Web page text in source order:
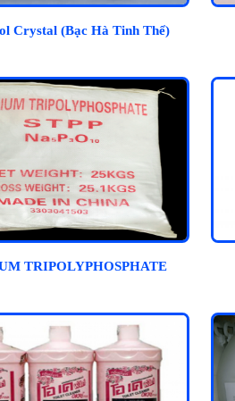
Crystal (Bạc Hà Tinh Thể)
TRIPOLYPHOSPHATE